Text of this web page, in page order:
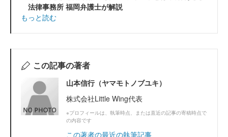
法律事務所 福岡弁護士が解説
もっと読む
この記事の著者
山本信行（ヤマモトノブユキ）
株式会社Little Wing代表
※プロフィールは、執筆時点、または直近の記事の寄稿時点で
の内容です
この著者の最近の執筆記事